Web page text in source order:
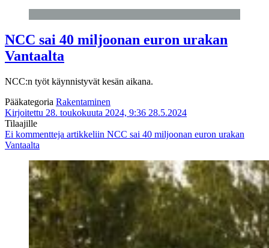
NCC sai 40 miljoonan euron urakan
Vantaalta
NCC:n työt käynnistyvät kesän aikana.
Pääkategoria Rakentaminen
Kirjoitettu 28. toukokuuta 2024, 9:36 28.5.2024
Tilaajille
Ei kommentteja artikkeliin NCC sai 40 miljoonan euron urakan
Vantaalta